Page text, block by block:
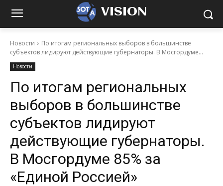
VISION
Новости
По итогам региональных выборов в большинстве
субъектов лидируют действующие губернаторы. В Мосгордуме...
Новости
По итогам региональных
выборов в большинстве
субъектов лидируют
действующие губернаторы.
В Мосгордуме 85% за
«Единой Россией»